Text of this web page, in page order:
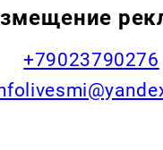
+79023790276